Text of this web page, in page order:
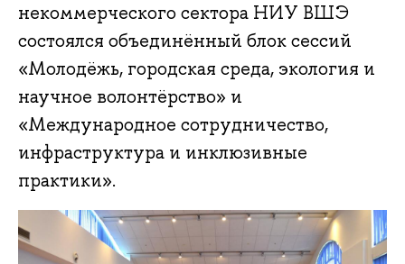
некоммерческого сектора НИУ ВШЭ
состоялся объединённый блок сессий
«Молодёжь, городская среда, экология и
научное волонтёрство» и
«Международное сотрудничество,
инфраструктура и инклюзивные
практики».